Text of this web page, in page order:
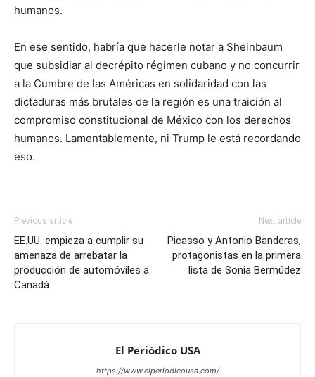
humanos.
En ese sentido, habría que hacerle notar a Sheinbaum
que subsidiar al decrépito régimen cubano y no concurrir
a la Cumbre de las Américas en solidaridad con las
dictaduras más brutales de la región es una traición al
compromiso constitucional de México con los derechos
humanos. Lamentablemente, ni Trump le está recordando
eso.
Previous article
EE.UU. empieza a cumplir su
amenaza de arrebatar la
producción de automóviles a
Canadá
Next article
Picasso y Antonio Banderas,
protagonistas en la primera
lista de Sonia Bermúdez
El Periódico USA
https://www.elperiodicousa.com/